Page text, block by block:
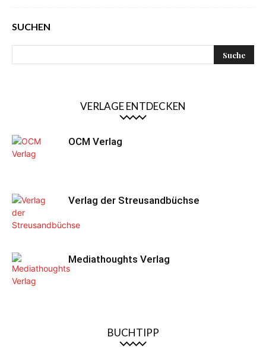
SUCHEN
VERLAGE ENTDECKEN
OCM Verlag
Verlag der Streusandbüchse
Mediathoughts Verlag
BUCHTIPP